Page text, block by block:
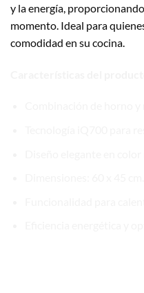
y la energía,
momento. Ideal para
comodidad en su cocina.